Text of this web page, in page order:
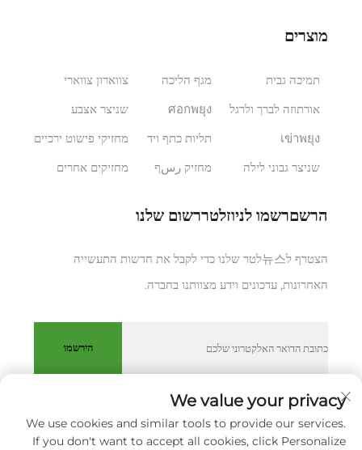
מוצרים
תמיכה גבית
אורתוזה לברך ולרגל
เข่าพยุง
שניצר גבוני לילה
מגף הליכה
ศอกพยุง
תליות כתף ויד
מחזיק رسף
צווארון צווארי
שניצר אצבע
מחזיקי פישוט ירכיים
מחזיקים אחרים
הרשםרשמו לניוזלטררשום שלנו
הצטרף ל뉴스לטר שלנו כדי לקבל את חדשות התעשייה
האחרונות, עדכונים וידע מצוותנו בחברה.
הירשמו
כל הזכויות שמורות © XIAMEN HUAKANG ORTHOPEDIC CO.,
LTD. מדיניותICY
We value your privacy
We use cookies and similar tools to provide our services.
If you don't want to accept all cookies, click Personalize